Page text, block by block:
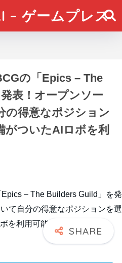
– ゲームプレス
の「Epics – The
表！オープンソー
の得意なポジション
がついたAIロボを利